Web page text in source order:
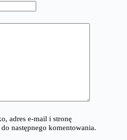
adres e-mail i stronę
następnego komentowania.